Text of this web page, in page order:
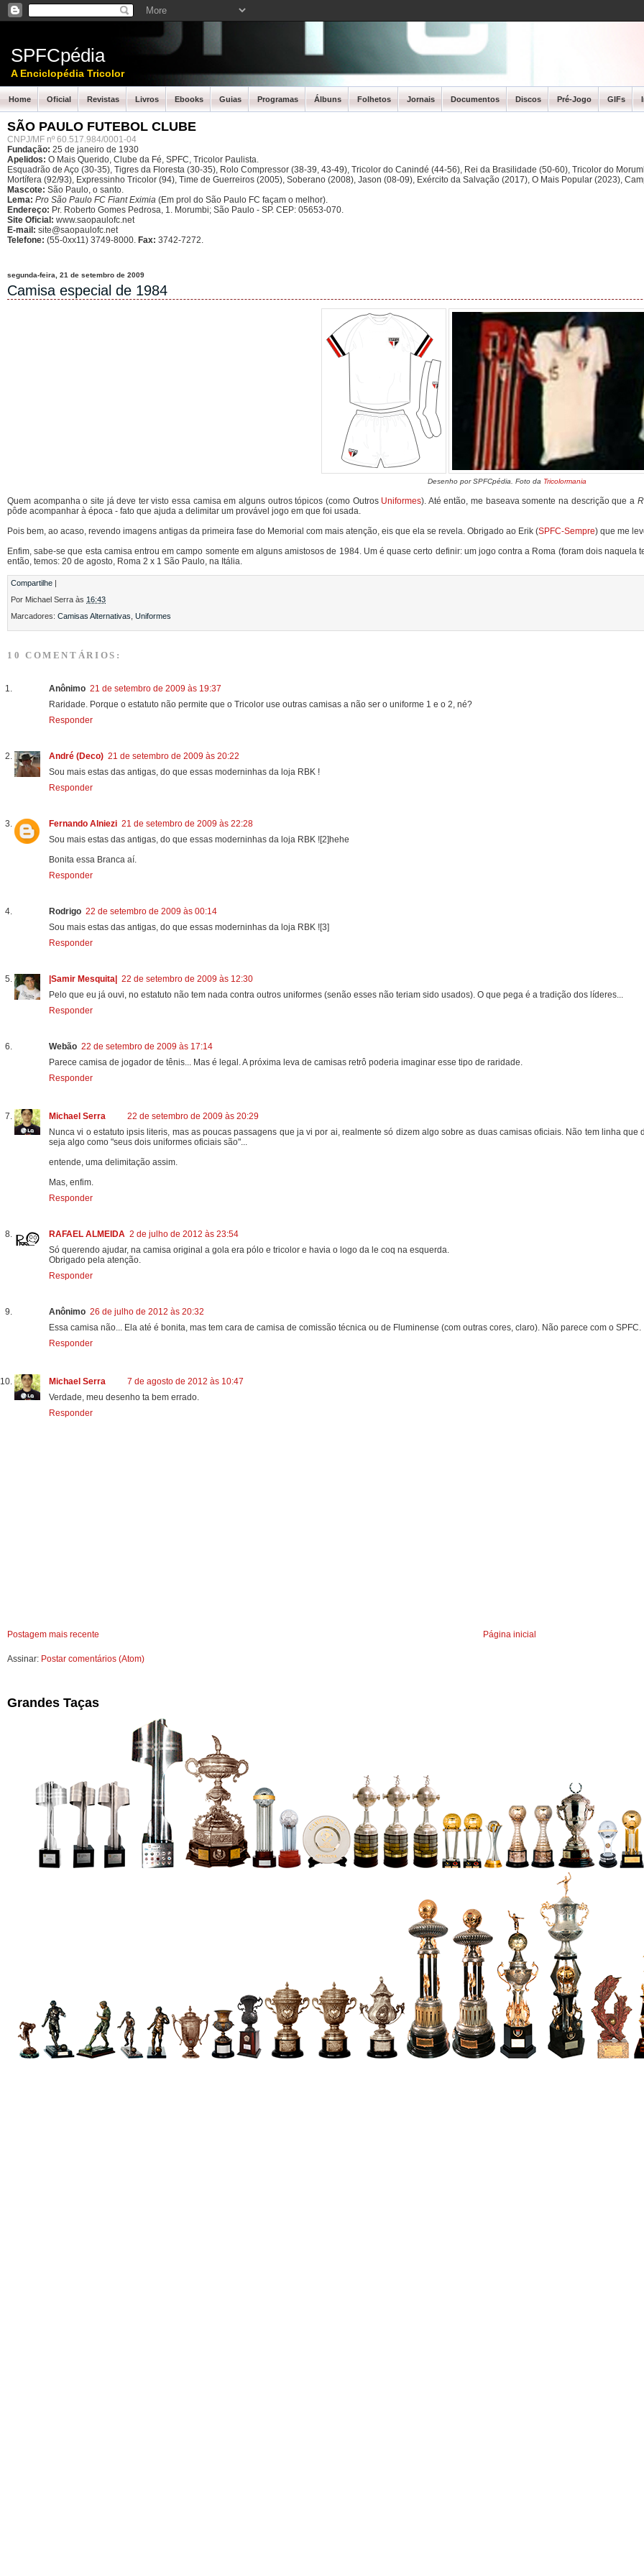
SPFCpédia
A Enciclopédia Tricolor
Home Oficial Revistas Livros Ebooks Guias Programas Álbuns Folhetos Jornais Documentos Discos Pré-Jogo GIFs
SÃO PAULO FUTEBOL CLUBE
CNPJ/MF nº 60.517.984/0001-04
Fundação: 25 de janeiro de 1930
Apelidos: O Mais Querido, Clube da Fé, SPFC, Tricolor Paulista.
Esquadrão de Aço (30-35), Tigres da Floresta (30-35), Rolo Compressor (38-39, 43-49), Tricolor do Canindé (44-56), Rei da Brasilidade (50-60), Tricolor do
Mortífera (92/93), Expressinho Tricolor (94), Time de Guerreiros (2005), Soberano (2008), Jason (08-09), Exército da Salvação (2017), O Mais Popular (2023),
Mascote: São Paulo, o santo.
Lema: Pro São Paulo FC Fiant Eximia (Em prol do São Paulo FC façam o melhor).
Endereço: Pr. Roberto Gomes Pedrosa, 1. Morumbi; São Paulo - SP. CEP: 05653-070.
Site Oficial: www.saopaulofc.net
E-mail: site@saopaulofc.net
Telefone: (55-0xx11) 3749-8000. Fax: 3742-7272.
segunda-feira, 21 de setembro de 2009
Camisa especial de 1984
Desenho por SPFCpédia. Foto da Tricolormania
Quem acompanha o site já deve ter visto essa camisa em alguns outros tópicos (como Outros Uniformes). Até então, me baseava somente na descrição que a
pôde acompanhar à época - fato que ajuda a delimitar um provável jogo em que foi usada.
Pois bem, ao acaso, revendo imagens antigas da primeira fase do Memorial com mais atenção, eis que ela se revela. Obrigado ao Erik (SPFC-Sempre) que me
Enfim, sabe-se que esta camisa entrou em campo somente em alguns amistosos de 1984. Um é quase certo definir: um jogo contra a Roma (foram dois
então, temos: 20 de agosto, Roma 2 x 1 São Paulo, na Itália.
Compartilhe |
Por Michael Serra às 16:43
Marcadores: Camisas Alternativas Uniformes
10 COMENTÁRIOS:
Anônimo 21 de setembro de 2009 às 19:37
Raridade. Porque o estatuto não permite que o Tricolor use outras camisas a não ser o uniforme 1 e o 2, né?
Responder
André (Deco) 21 de setembro de 2009 às 20:22
Sou mais estas das antigas, do que essas moderninhas da loja RBK !
Responder
Fernando Alniezi 21 de setembro de 2009 às 22:28
Sou mais estas das antigas, do que essas moderninhas da loja RBK ![2]hehe
Bonita essa Branca aí.
Responder
Rodrigo 22 de setembro de 2009 às 00:14
Sou mais estas das antigas, do que essas moderninhas da loja RBK ![3]
Responder
|Samir Mesquita| 22 de setembro de 2009 às 12:30
Pelo que eu já ouvi, no estatuto não tem nada contra outros uniformes (senão esses não teriam sido usados). O que pega é a tradição dos líderes...
Responder
Webão 22 de setembro de 2009 às 17:14
Parece camisa de jogador de tênis... Mas é legal. A próxima leva de camisas retrô poderia imaginar esse tipo de raridade.
Responder
Michael Serra
22 de setembro de 2009 às 20:29
Nunca vi o estatuto ipsis literis, mas as poucas passagens que ja vi por ai, realmente só dizem algo sobre as duas camisas oficiais. Não tem linha
seja algo como "seus dois uniformes oficiais são"...
entende, uma delimitação assim.
Mas, enfim.
Responder
RAFAEL ALMEIDA 2 de julho de 2012 às 23:54
Só querendo ajudar, na camisa original a gola era pólo e tricolor e havia o logo da le coq na esquerda.
Obrigado pela atenção.
Responder
Anônimo 26 de julho de 2012 às 20:32
Essa camisa não... Ela até é bonita, mas tem cara de camisa de comissão técnica ou de Fluminense (com outras cores, claro). Não parece com o SPFC.
Responder
Michael Serra
7 de agosto de 2012 às 10:47
Verdade, meu desenho ta bem errado.
Responder
Postagem mais recente Página inicial
Assinar: Postar comentários (Atom)
Grandes Taças